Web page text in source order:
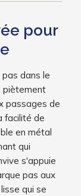
pour
dans le
piètement
passages de
facilité de
en métal
qui
s'appuie
pas aux
qui se